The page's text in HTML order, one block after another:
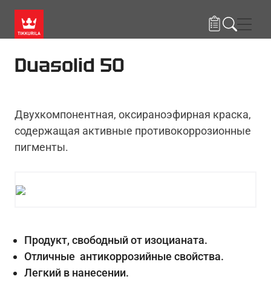
Duasolid 50
Двухкомпонентная, оксираноэфирная краска,
содержащая активные противокоррозионные
пигменты.
Продукт, свободный от изоцианата.
Отличные антикоррозийные свойства.
Легкий в нанесении.